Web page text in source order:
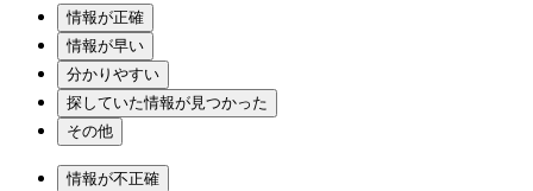
情報が正確
情報が早い
分かりやすい
探していた情報が見つかった
その他
情報が不正確